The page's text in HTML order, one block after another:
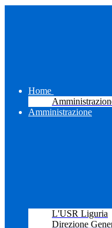
Home
Amministrazione
L'USR Liguria
Direzione